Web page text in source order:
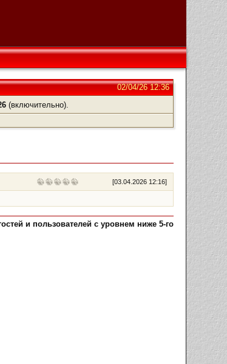
02/04/26 12:36
(включительно).
[03.04.2026 12:16]
и пользователей с уровнем ниже 5-го